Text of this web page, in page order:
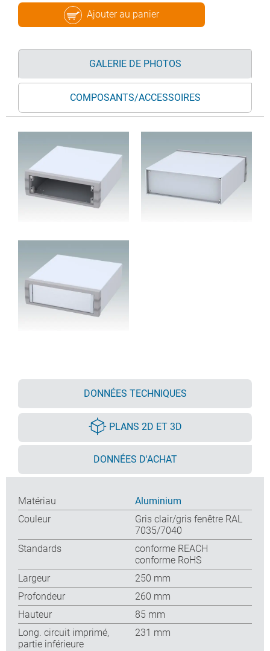
Ajouter au panier
GALERIE DE PHOTOS
COMPOSANTS/ACCESSOIRES
DONNÉES TECHNIQUES
PLANS 2D ET 3D
DONNÉES D'ACHAT
Matériau
Aluminium
Couleur
Gris clair/gris fenêtre RAL
7035/7040
Standards
conforme REACH
conforme RoHS
Largeur
250 mm
Profondeur
260 mm
Hauteur
85 mm
Long. circuit imprimé,
partie inférieure
231 mm